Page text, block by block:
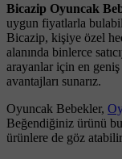
Bicazip Oyuncak
uygun fiyatlarla
Bicazip, kişiye özel
alanında binlerce
arayanlar için en
avantajları sunarız.
Oyuncak Bebekler,
Beğendiğiniz ürünü
ürünlere de göz